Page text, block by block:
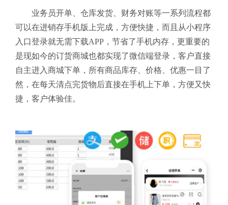
业务员开单、仓库发货、财务对账等一系列流程都
可以在进销存手机版上完成，方便快捷，而且从小程序
入口登录就无需下载APP，节省了手机内存，更重要的
是现如今的订货商城也都实现了微信端登录，客户直接
自主进入商城下单，所有商品库存、价格、优惠一目了
然，在每天清点完货物后直接在手机上下单，方便又快
捷，客户体验佳。